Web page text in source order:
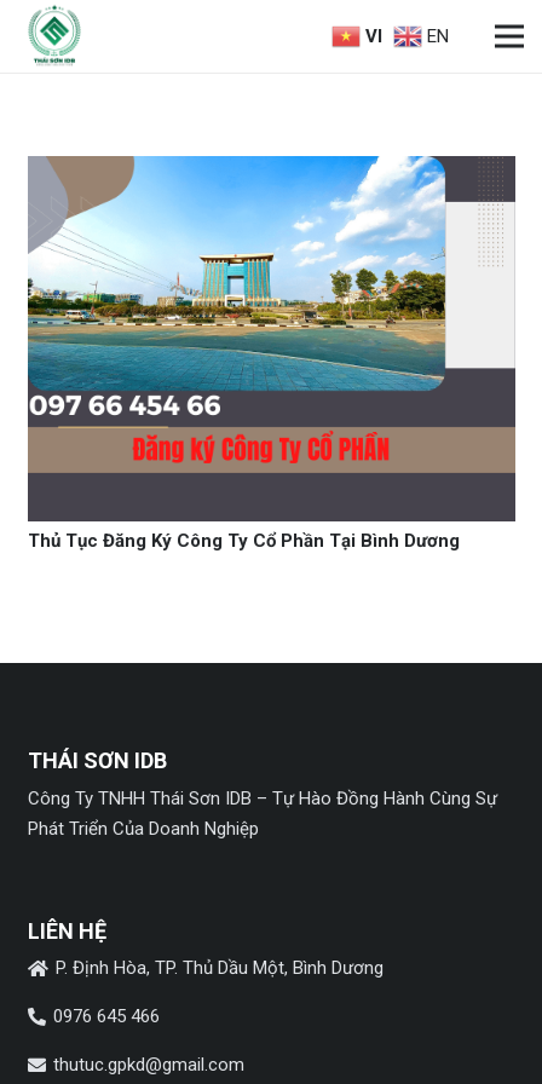
VI EN
Thủ Tục Đăng Ký Công Ty Cổ Phần Tại Bình Dương
THÁI SƠN IDB
Công Ty TNHH Thái Sơn IDB – Tự Hào Đồng Hành Cùng Sự
Phát Triển Của Doanh Nghiệp
LIÊN HỆ
P. Định Hòa, TP. Thủ Dầu Một, Bình Dương
0976 645 466
thutuc.gpkd@gmail.com